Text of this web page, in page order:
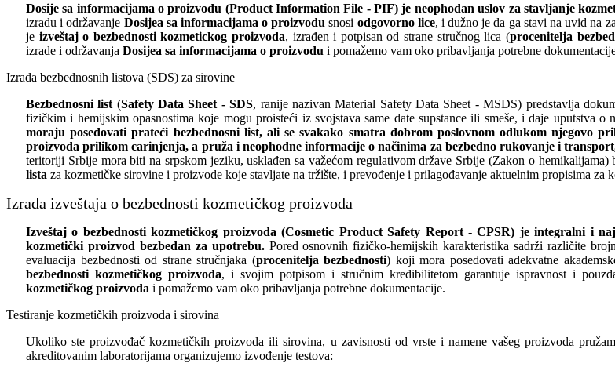
Dosije sa informacijama o proizvodu (Product Information File - PIF) je neophodan uslov za stavljanje
izradu i održavanje Dosijea sa informacijama o proizvodu snosi odgovorno lice, i dužno je da ga stavi na uvid na
je izveštaj o bezbednosti kozmetickog proizvoda, izrađen i potpisan od strane stručnog lica (procenitelja
izrade i održavanja Dosijea sa informacijama o proizvodu i pomažemo vam oko pribavljanja potrebne
Izrada bezbednosnih listova (SDS) za sirovine
Bezbednosni list (Safety Data Sheet - SDS, ranije nazivan Material Safety Data Sheet - MSDS) predstavlja
fizičkim i hemijskim opasnostima koje mogu proisteći iz svojstava same date supstance ili smeše, i daje uputstva o
moraju posedovati prateći bezbednosni list, ali se svakako smatra dobrom poslovnom odlukom njegovo
proizvoda prilikom carinjenja, a pruža i neophodne informacije o načinima za bezbedno rukovanje i
teritoriji Srbije mora biti na srpskom jeziku, usklađen sa važećom regulativom države Srbije (Zakon o
lista za kozmetičke sirovine i proizvode koje stavljate na tržište, i prevođenje i prilagođavanje aktuelnim propisima za
Izrada izveštaja o bezbednosti kozmetičkog proizvoda
Izveštaj o bezbednosti kozmetičkog proizvoda (Cosmetic Product Safety Report - CPSR) je integralni i
kozmetički proizvod bezbedan za upotrebu.Pored osnovnih fizičko-hemijskih karakteristika sadrži različite
evaluacija bezbednosti od strane stručnjaka (procenitelja bezbednosti) koji mora posedovati adekvatne
bezbednosti kozmetičkog proizvoda, i svojim potpisom i stručnim kredibilitetom garantuje ispravnost i
kozmetičkog proizvoda i pomažemo vam oko pribavljanja potrebne dokumentacije.
Testiranje kozmetičkih proizvoda i sirovina
Ukoliko ste proizvođač kozmetičkih proizvoda ili sirovina, u zavisnosti od vrste i namene vašeg proizvoda
akreditovanim laboratorijama organizujemo izvođenje testova: